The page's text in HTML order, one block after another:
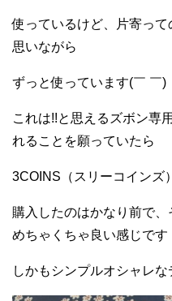
使っているけど、片寄っ
思いながら
ずっと使っています(￣ ￣)
これは!!と思えるズボン専
れることを願っていたら
3COINS（スリーコインズ
購入したのはかなり前で
めちゃくちゃ良い感じです
しかもシンプルオシャレな